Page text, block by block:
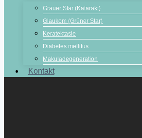
Grauer Star (Katarakt)
Glaukom (Grüner Star)
Keratektasie
Diabetes mellitus
Makuladegeneration
Kontakt